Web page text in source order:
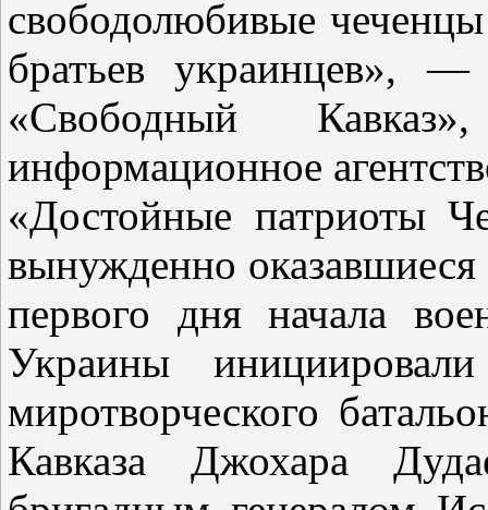
свободолюбивые
братьев украинцев»,
«Свободный
информационное
«Достойные патриоты
вынужденно
первого дня начала
Украины
миротворческого
Кавказа Джохара